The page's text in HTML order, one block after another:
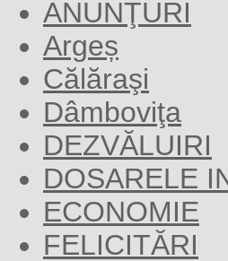
ANUNŢURI
Argeș
Călăraşi
Dâmboviţa
DEZVĂLUIRI
DOSARELE
ECONOMIE
FELICITĂRI